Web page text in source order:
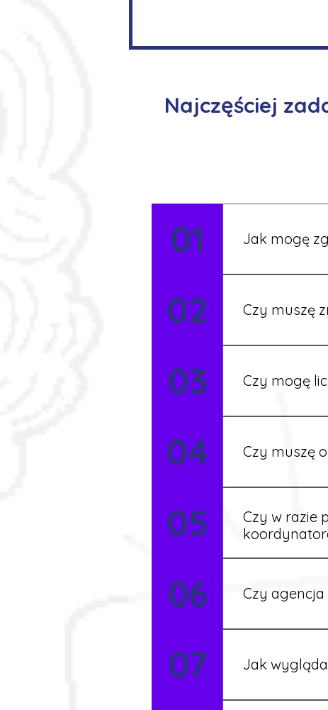
Najczęściej
01 Jak mogę
Możesz
02 Czy muszę
Nie zawsze –
03 Czy mogę
Tak, w
04 Czy muszę
Tak, umowy
formalności są
05
Czy w razie
06 Czy
Tak, nasi
07 Jak
Każdy